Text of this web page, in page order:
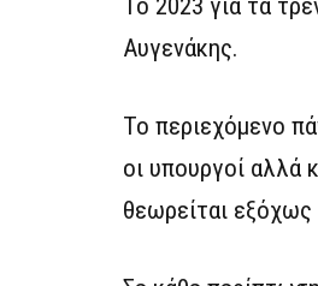
Το 2023 για τα
Αυγενάκης.
Το περιεχόμενο
οι υπουργοί αλλά
θεωρείται εξόχως